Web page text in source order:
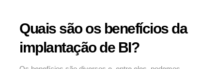
Quais são os benefícios da
implantação de BI?